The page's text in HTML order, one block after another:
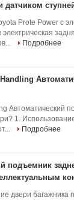
датчиком
Prote Power с
Подробнее
Автоматический
1.
Подробнее
подъемник
двери багажника